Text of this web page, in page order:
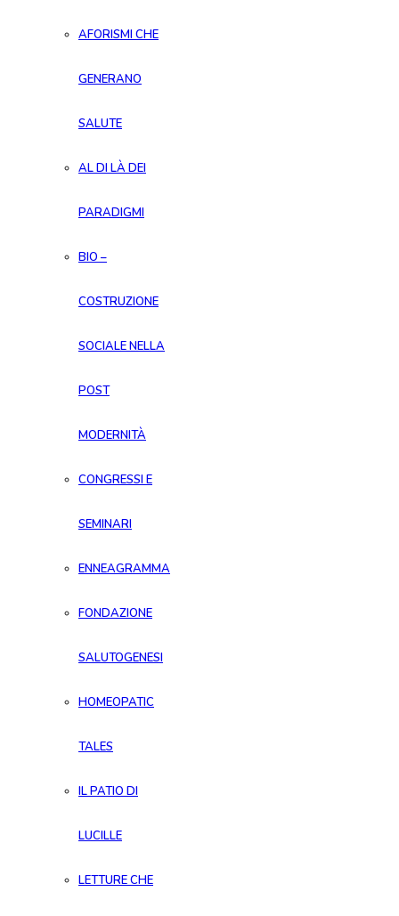
AFORISMI CHE
GENERANO
SALUTE
AL DI LÀ DEI
PARADIGMI
BIO –
COSTRUZIONE
SOCIALE NELLA
POST
MODERNITÀ
CONGRESSI E
SEMINARI
ENNEAGRAMMA
FONDAZIONE
SALUTOGENESI
HOMEOPATIC
TALES
IL PATIO DI
LUCILLE
LETTURE CHE